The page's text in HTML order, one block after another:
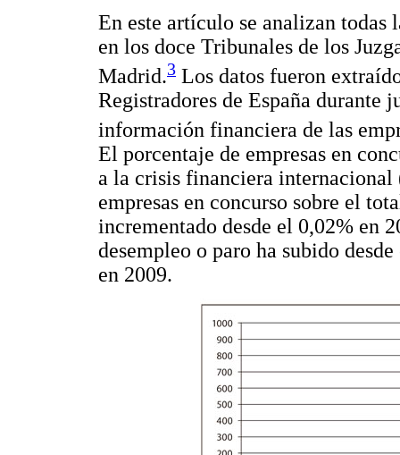
En este artículo se analizan todas
en los doce Tribunales de los
Madrid.3 Los datos fueron
Registradores de España durante
información financiera de las
El porcentaje de empresas en
a la crisis financiera internacional
empresas en concurso sobre el
incrementado desde el 0,02% en
desempleo o paro ha subido
en 2009.